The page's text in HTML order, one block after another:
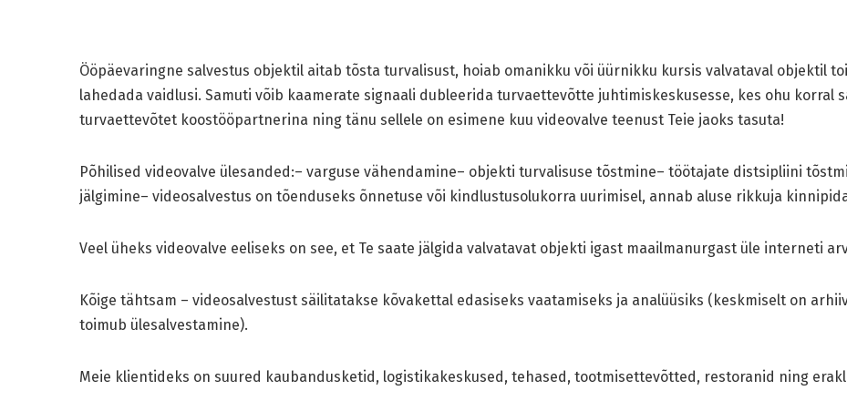
Ööpäevaringne salvestus objektil aitab tõsta turvalisust, hoiab omanikku või üürnikku kursis valvataval objektil
lahedada vaidlusi. Samuti võib kaamerate signaali dubleerida turvaettevõtte juhtimiskeskusesse, kes ohu korral
turvaettevõtet koostööpartnerina ning tänu sellele on esimene kuu videovalve teenust Teie jaoks tasuta!
Põhilised videovalve ülesanded:– varguse vähendamine– objekti turvalisuse tõstmine– töötajate distsipliini
jälgimine– videosalvestus on tõenduseks õnnetuse või kindlustusolukorra uurimisel, annab aluse rikkuja
Veel üheks videovalve eeliseks on see, et Te saate jälgida valvatavat objekti igast maailmanurgast üle interneti
Kõige tähtsam – videosalvestust säilitatakse kõvakettal edasiseks vaatamiseks ja analüüsiks (keskmiselt on
toimub ülesalvestamine).
Meie klientideks on suured kaubandusketid, logistikakeskused, tehased, tootmisettevõtted, restoranid ning